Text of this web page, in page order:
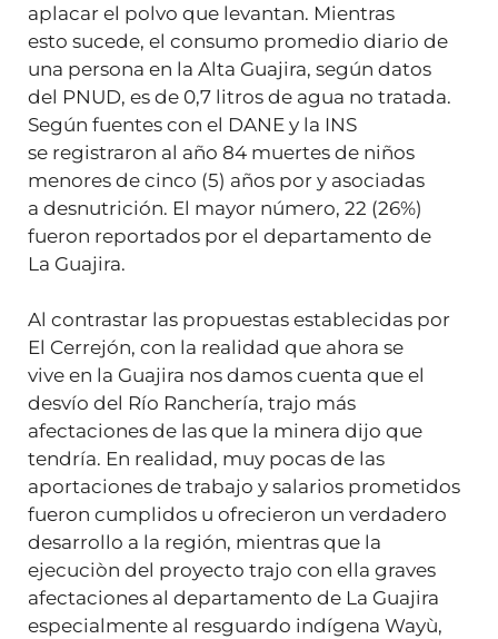
aplacar el polvo que levantan. Mientras
esto sucede, el consumo promedio diario de
una persona en la Alta Guajira, según datos
del PNUD, es de 0,7 litros de agua no tratada.
Según fuentes con el DANE y la INS
se registraron al año 84 muertes de niños
menores de cinco (5) años por y asociadas
a desnutrición. El mayor número, 22 (26%)
fueron reportados por el departamento de
La Guajira.
Al contrastar las propuestas establecidas por
El Cerrejón, con la realidad que ahora se
vive en la Guajira nos damos cuenta que el
desvío del Río Ranchería, trajo más
afectaciones de las que la minera dijo que
tendría. En realidad, muy pocas de las
aportaciones de trabajo y salarios prometidos
fueron cumplidos u ofrecieron un verdadero
desarrollo a la región, mientras que la
ejecuciòn del proyecto trajo con ella graves
afectaciones al departamento de La Guajira
especialmente al resguardo indígena Wayù,